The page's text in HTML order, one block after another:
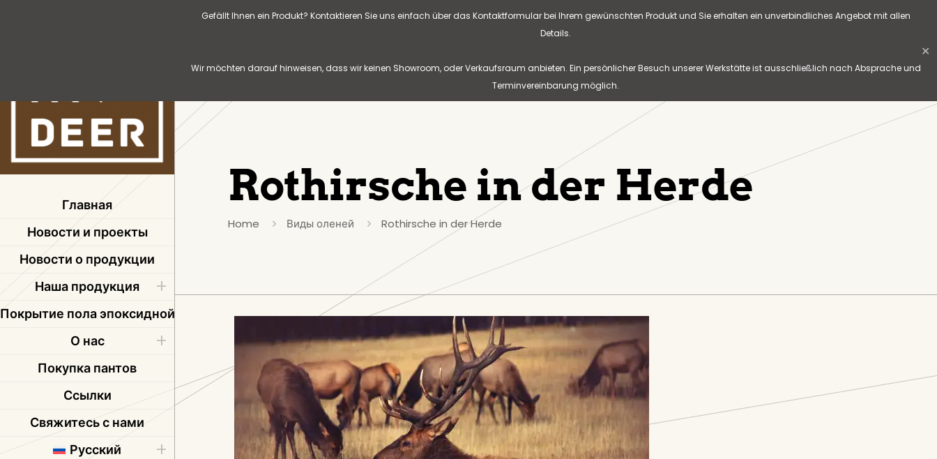
Gefällt Ihnen ein Produkt? Kontaktieren Sie uns einfach über das Kontaktformular bei Ihrem gewünschten Produkt und Sie erhalten ein unverbindliches Angebot mit allen
Details.
Wir möchten darauf hinweisen, dass wir keinen Showroom, oder Verkaufsraum anbieten. Ein persönlicher Besuch unserer Werkstätte ist ausschließlich nach Absprache und
Terminvereinbarung möglich.
✕
Главная
Новости и проекты
Новости о продукции
Наша продукция
Покрытие пола эпоксидной смолой
О нас
Покупка пантов
Ссылки
Свяжитесь с нами
Русский
Rothirsche in der Herde
Home Виды оленей Rothirsche in der Herde